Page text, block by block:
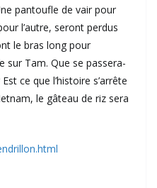
pantoufle de vair pour
l’autre, seront perdus
le bras long pour
sur Tam. Que se passera-
ce que l’histoire s’arrête
le gâteau de riz sera